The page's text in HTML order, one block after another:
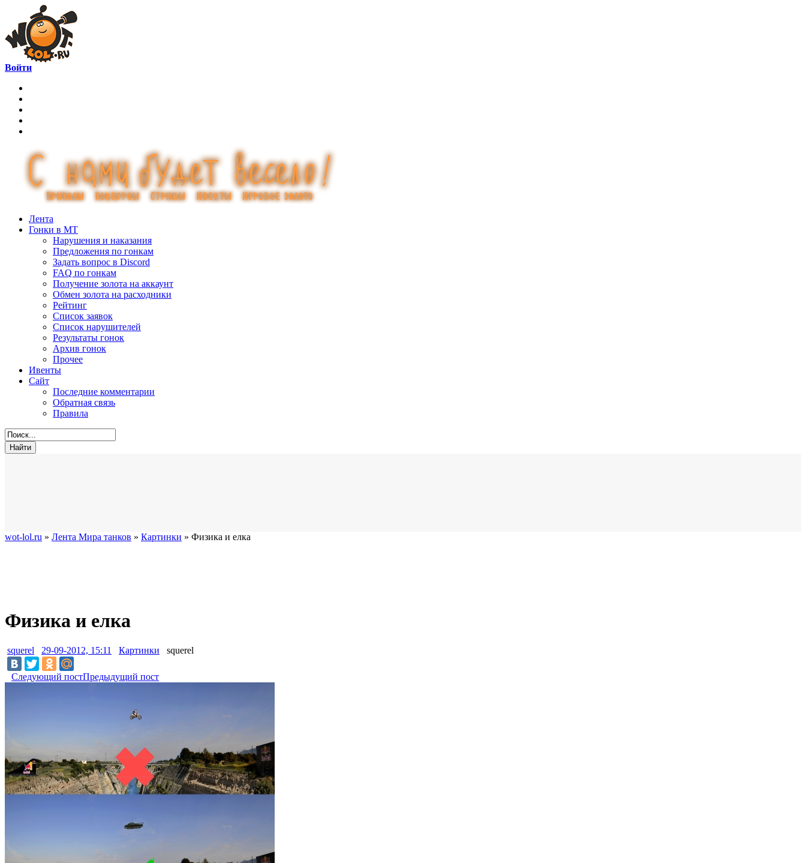
Войти
Лента
Гонки в МТ
Нарушения и наказания
Предложения по гонкам
Задать вопрос в Discord
FAQ по гонкам
Получение золота на аккаунт
Обмен золота на расходники
Рейтинг
Список заявок
Список нарушителей
Результаты гонок
Архив гонок
Прочее
Ивенты
Сайт
Последние комментарии
Обратная связь
Правила
wot-lol.ru » Лента Мира танков » Картинки » Физика и елка
Физика и елка
squerel 29-09-2012, 15:11 Картинки squerel
Следующий постПредыдущий пост